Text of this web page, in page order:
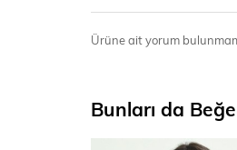
Ürüne ait yorum
Bunları da